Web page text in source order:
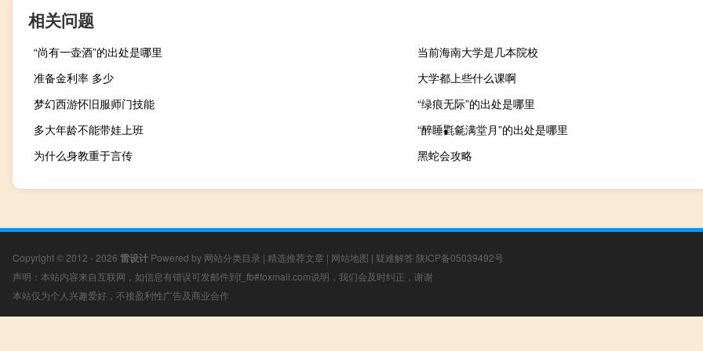
相关问题
“尚有一壶酒”的出处是哪里
当前海南大学是几本院校
准备金利率 多少
大学都上些什么课啊
梦幻西游怀旧服师门技能
“绿痕无际”的出处是哪里
多大年龄不能带娃上班
“醉睡氍毹满堂月”的出处是哪里
为什么身教重于言传
黑蛇会攻略
Copyright © 2012 - 2026 雷设计 Powered by 网站分类目录 | 精选推荐文章 | 网站地图 | 疑难解答 陕ICP备05039492号
声明：本站内容来自互联网，如信息有错误可发邮件到f_fb#foxmail.com说明，我们会及时纠正，谢谢
本站仅为个人兴趣爱好，不接盈利性广告及商业合作